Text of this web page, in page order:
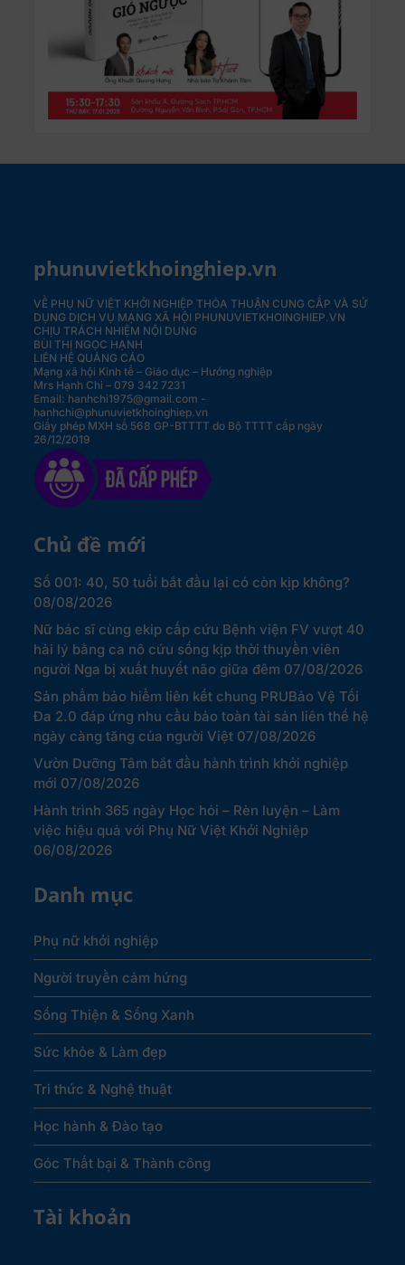
phunuvietkhoinghiep.vn
VỀ PHỤ NỮ VIỆT KHỞI NGHIỆPTHỎA THUẬN CUNG CẤP VÀ SỬ
DỤNG DỊCH VỤ MẠNG XÃ HỘI PHUNUVIETKHOINGHIEP.VN
CHỊU TRÁCH NHIỆM NỘI DUNG
BÙI THỊ NGỌC HẠNH
LIÊN HỆ QUẢNG CÁO
Mạng xã hội Kinh tế – Giáo dục – Hướng nghiệp
Mrs Hạnh Chi – 079 342 7231
Email: hanhchi1975@gmail.com -
hanhchi@phunuvietkhoinghiep.vn
Giấy phép MXH số 568 GP-BTTTT do Bộ TTTT cấp ngày
26/12/2019
Chủ đề mới
Số 001: 40, 50 tuổi bắt đầu lại có còn kịp không?
08/08/2026
Nữ bác sĩ cùng ekip cấp cứu Bệnh viện FV vượt 40
hải lý bằng ca nô cứu sống kịp thời thuyền viên
người Nga bị xuất huyết não giữa đêm 07/08/2026
Sản phẩm bảo hiểm liên kết chung PRUBảo Vệ Tối
Đa 2.0 đáp ứng nhu cầu bảo toàn tài sản liên thế hệ
ngày càng tăng của người Việt 07/08/2026
Vườn Dưỡng Tâm bắt đầu hành trình khởi nghiệp
mới 07/08/2026
Hành trình 365 ngày Học hỏi – Rèn luyện – Làm
việc hiệu quả với Phụ Nữ Việt Khởi Nghiệp
06/08/2026
Danh mục
Phụ nữ khởi nghiệp
Người truyền cảm hứng
Sống Thiện & Sống Xanh
Sức khỏe & Làm đẹp
Tri thức & Nghệ thuật
Học hành & Đào tạo
Góc Thất bại & Thành công
Tài khoản